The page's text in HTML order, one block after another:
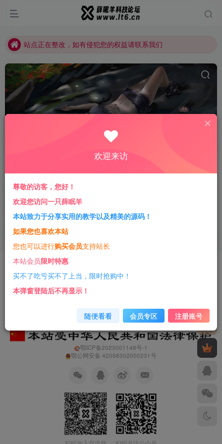
站点正在整改，如有侵犯您的权益请联系我们
站点正在整改，如有侵犯您的权益请联系我们
共1篇
排序 更新 浏览 点赞 评论
码会员专属 精品源码
友情链接
Copyright © 2023 · 一只薛眠羊· 由
鄂ICP备2023001148号-1
鄂公网安备 42058302000231号
欢迎来访
尊敬的访客，您好！
欢迎您访问一只薛眠羊
本站致力于分享实用的教学以及精美的源码！
如果您也喜欢本站
您也可以进行购买会员支持站长
本站会员限时特惠
买不了吃亏买不了上当，限时抢购中！
本弹窗登陆后不再显示！
随便看看 会员专区 注册账号